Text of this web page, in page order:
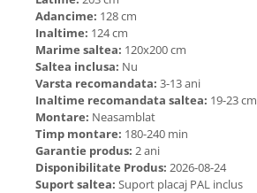
Adancime: 128 cm
Inaltime: 124 cm
Marime saltea: 120x200 cm
Saltea inclusa: Nu
Varsta recomandata: 3-13 ani
Inaltime recomandata saltea: 19-23 cm
Montare: Neasamblat
Timp montare: 180-240 min
Garantie produs: 2 ani
Disponibilitate Produs: 2026-08-24
Suport saltea: Suport placaj PAL inclus